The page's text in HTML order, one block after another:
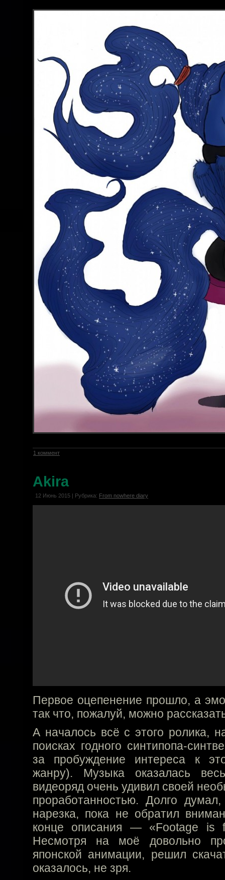
1 коммент
Akira
12 Июнь 2015 | Рубрика: From nowhere diary
Первое оцепенение прошло, а
так что, пожалуй, можно
А началось всё с этого ролика,
поисках годного синтипопа-
за пробуждение интереса к
жанру). Музыка оказалась
видеоряд очень удивил своей
проработанностью. Долго
нарезка, пока не обратил
конце описания — «Footage is
Несмотря на моё довольно
японской анимации, решил
оказалось, не зря.